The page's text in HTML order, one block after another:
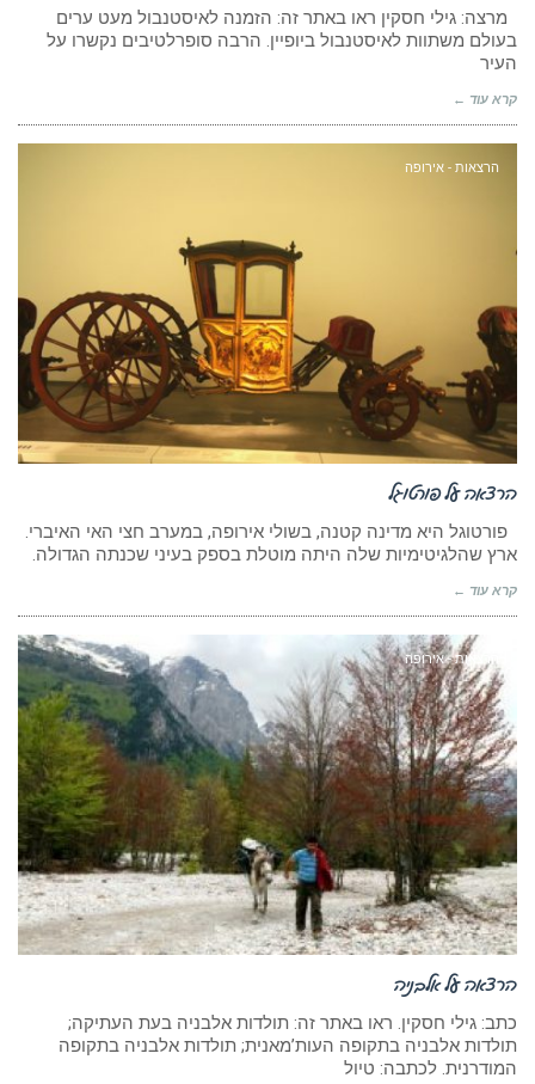
מרצה: גילי חסקין ראו באתר זה: הזמנה לאיסטנבול מעט ערים
בעולם משתוות לאיסטנבול ביופיין. הרבה סופרלטיבים נקשרו על
העיר
קרא עוד ←
הרצאות - אירופה
הרצאה על פורטוגל
פורטוגל היא מדינה קטנה, בשולי אירופה, במערב חצי האי האיברי.
ארץ שהלגיטימיות שלה היתה מוטלת בספק בעיני שכנתה הגדולה.
קרא עוד ←
הרצאות - אירופה
הרצאה על אלבניה
כתב: גילי חסקין. ראו באתר זה: תולדות אלבניה בעת העתיקה;
תולדות אלבניה בתקופה העות’מאנית; תולדות אלבניה בתקופה
המודרנית. לכתבה: טיול